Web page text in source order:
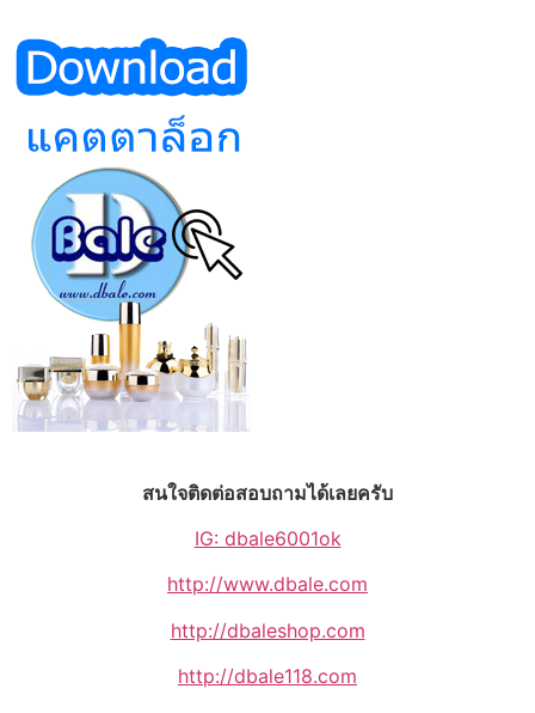
สนใจติดต่อสอบถามได้เลยครับ
IG: dbale6001ok
http://www.dbale.com
http://dbaleshop.com
http://dbale118.com